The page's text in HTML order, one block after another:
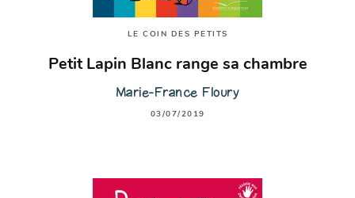
LE COIN DES PETITS
Petit Lapin Blanc range sa chambre
Marie-France Floury
03/07/2019